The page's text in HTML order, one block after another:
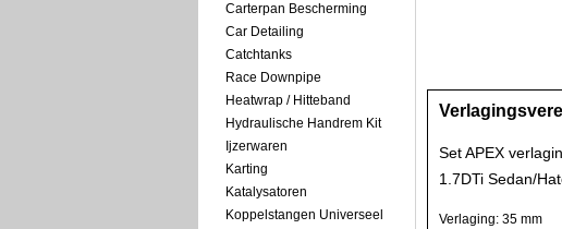
Carterpan Bescherming
Car Detailing
Catchtanks
Race Downpipe
Heatwrap / Hitteband
Hydraulische Handrem Kit
Ijzerwaren
Karting
Katalysatoren
Koppelstangen Universeel
Set APEX
1.7DTi Sedan/
Verlaging: 35 mm